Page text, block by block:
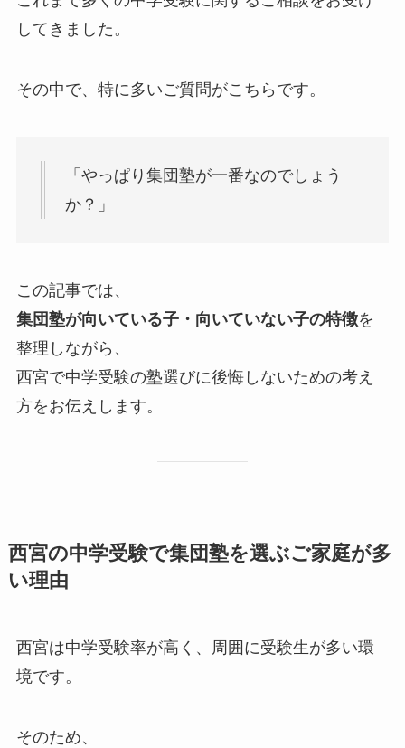
してきました。
その中で、特に多いご質問がこちらです。
「やっぱり集団塾が一番なのでしょう
か？」
この記事では、
集団塾が向いている子・向いていない子の特徴を
整理しながら、
西宮で中学受験の塾選びに後悔しないための考え
方をお伝えします。
西宮の中学受験で集団塾を選ぶご家庭が多
い理由
西宮は中学受験率が高く、周囲に受験生が多い環
境です。
そのため、